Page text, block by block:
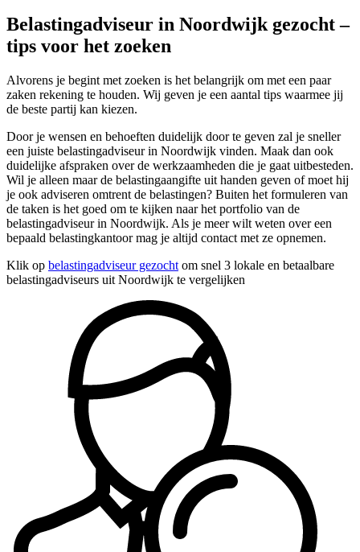
Belastingadviseur in Noordwijk gezocht –
tips voor het zoeken
Alvorens je begint met zoeken is het belangrijk om met een paar
zaken rekening te houden. Wij geven je een aantal tips waarmee jij
de beste partij kan kiezen.
Door je wensen en behoeften duidelijk door te geven zal je sneller
een juiste belastingadviseur in Noordwijk vinden. Maak dan ook
duidelijke afspraken over de werkzaamheden die je gaat uitbesteden.
Wil je alleen maar de belastingaangifte uit handen geven of moet hij
je ook adviseren omtrent de belastingen? Buiten het formuleren van
de taken is het goed om te kijken naar het portfolio van de
belastingadviseur in Noordwijk. Als je meer wilt weten over een
bepaald belastingkantoor mag je altijd contact met ze opnemen.
Klik op belastingadviseur gezocht om snel 3 lokale en betaalbare
belastingadviseurs uit Noordwijk te vergelijken